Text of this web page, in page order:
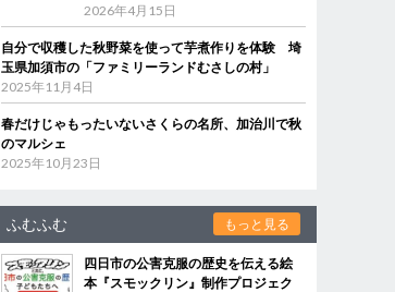
2026年4月15日
自分で収穫した秋野菜を使って芋煮作りを体験 埼
玉県加須市の「ファミリーランドむさしの村」
2025年11月4日
春だけじゃもったいないさくらの名所、加治川で秋
のマルシェ
2025年10月23日
ふむふむ もっと見る
四日市の公害克服の歴史を伝える絵
本『スモックリン』制作プロジェク